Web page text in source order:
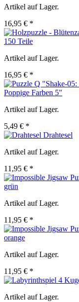
Artikel auf Lager.
16,95 € *
150 Teile
Artikel auf Lager.
16,95 € *
Poppige Farben 5"
Artikel auf Lager.
5,49 € *
Drahtesel
Artikel auf Lager.
11,95 € *
grün
Artikel auf Lager.
11,95 € *
orange
Artikel auf Lager.
11,95 € *
Artikel auf Lager.